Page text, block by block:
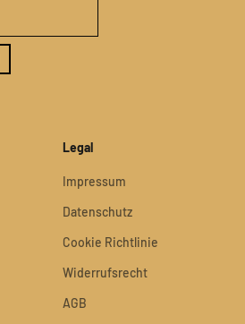
Legal
Impressum
Datenschutz
Cookie Richtlinie
Widerrufsrecht
AGB